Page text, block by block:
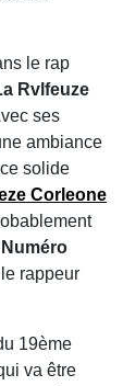
le rap
Rvlfeuze
ses
ambiance
solide
Corleone
rappeur
19ème
va être